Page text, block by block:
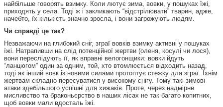
найбільше говорять взимку. Коли лютує зима, вовки, у пошуках їжі,
приходять у села. Тоді ж і закликають “відстрілювати” тварин, адже,
начебто, їх кількість значно зросла, і вони загрожують людям.
Чи справді це так?
Незважаючи на глибокий сніг, зграї вовків взимку активні у пошуках
їжі. Натрапивши на слід потенційної жертви (оленя, косулі чи лося),
вони переслідують її, як вправні велогонщики: вовки йдуть
“ланцюгом” один за одним, той, хто втомлюється відходить назад,
тоді як інший вовк із новими силами протоптує стежку для зграї. Їхнім
жертвам складно пересуватися у високому снігу. Тому такі зимові
атаки здебільшого успішні для хижаків. Проте, через надмірне
мисливство та браконьєрство в наших лісах не так багато копитних,
щоб вовки мали вдосталь їжі.